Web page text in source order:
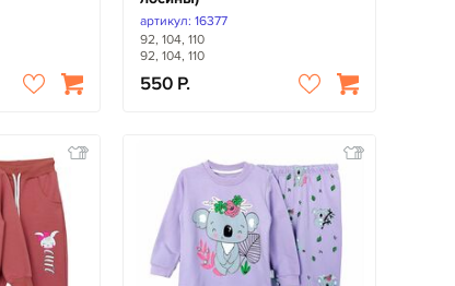
артикул: 16377
92, 104, 110
92, 104, 110
550